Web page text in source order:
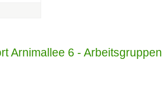
Arnimallee 6 - Arbeitsgruppen